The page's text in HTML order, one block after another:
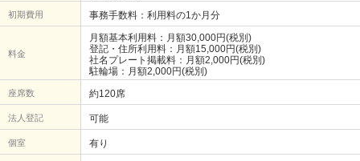
初期費用 事務手数料：利用料の1か月分
料金
月額基本利用料：月額30,000円(税別)
登記・住所利用料：月額15,000円(税別)
社名プレート掲載料：月額2,000円(税別)
駐輪場：月額2,000円(税別)
座席数 約120席
法人登記 可能
個室 有り